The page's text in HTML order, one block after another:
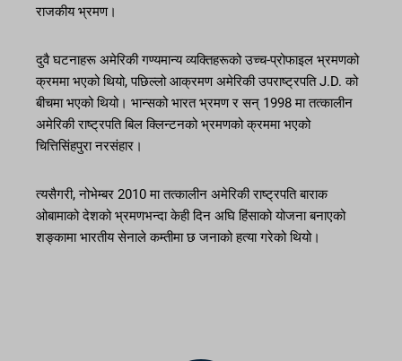
राजकीय भ्रमण।
दुवै घटनाहरू अमेरिकी गण्यमान्य व्यक्तिहरूको उच्च-प्रोफाइल भ्रमणको
क्रममा भएको थियो, पछिल्लो आक्रमण अमेरिकी उपराष्ट्रपति J.D. को
बीचमा भएको थियो। भान्सको भारत भ्रमण र सन् 1998 मा तत्कालीन
अमेरिकी राष्ट्रपति बिल क्लिन्टनको भ्रमणको क्रममा भएको
चित्तिसिंहपुरा नरसंहार।
त्यसैगरी, नोभेम्बर 2010 मा तत्कालीन अमेरिकी राष्ट्रपति बाराक
ओबामाको देशको भ्रमणभन्दा केही दिन अघि हिंसाको योजना बनाएको
शङ्कामा भारतीय सेनाले कम्तीमा छ जनाको हत्या गरेको थियो।